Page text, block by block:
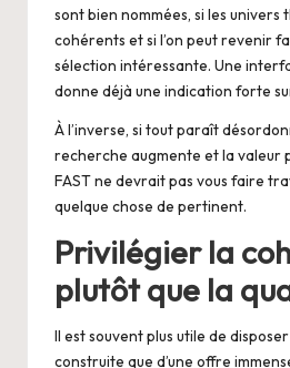
sont bien nommées, si les univers
cohérents et si l’on peut revenir
sélection intéressante. Une
donne déjà une indication forte
À l’inverse, si tout paraît
recherche augmente et la valeur
FAST ne devrait pas vous faire
quelque chose de pertinent.
Privilégier la
plutôt que la
Il est souvent plus utile de
construite que d’une offre